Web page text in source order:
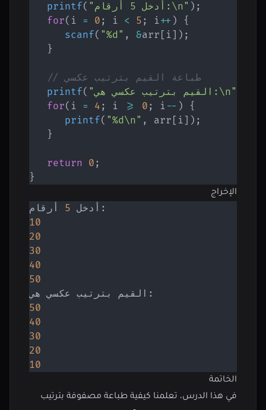
printf( "أدخل 5 أرقام:\n" ) ;
for( i = 0 ; i < 5 ; i++ )
{
scanf( "%d" , &arr i ) ;
}
// طباعة القيم بترتيب عكسي
printf( "القيم بترتيب عكسي هي:\n"
for( i = 4 ; i >= 0 ; i -- )
{
printf( "%d\n" , arr i ) ;
}
return 0 ;
}
الإخراج
أدخل 5
10
20
30
40
50
50
40
30
20
10
الخاتمة
في هذا الدرس، تعلمنا كيفية طباعة مصفوفة بترتيب